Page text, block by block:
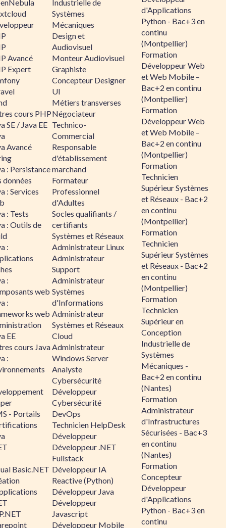
Avancé
Expert
cours PHP
SE / Java EE
Avancé
: Persistance
données
: Services
: Tests
: Outils de
:
:
web
:
web
EE
cours Java
:
- Portails
Basic.NET
Industrielle de
Systèmes
Mécaniques
Design et
Audiovisuel
Monteur Audiovisuel
Graphiste
Concepteur Designer
UI
Métiers transverses
Négociateur
Technico-
Commercial
Responsable
d'établissement
marchand
Formateur
Professionnel
d'Adultes
Socles qualifiants /
certifiants
Systèmes et Réseaux
Administrateur Linux
Administrateur
Support
Administrateur
Systèmes
d'Informations
Administrateur
Systèmes et Réseaux
Cloud
Administrateur
Windows Server
Analyste
Cybersécurité
Développeur
Cybersécurité
DevOps
Technicien HelpDesk
Développeur
Développeur .NET
Fullstack
Développeur IA
Reactive (Python)
Développeur Java
Développeur
Javascript
Développeur Mobile
d'Applications
Python - Bac+3 en
continu
(Montpellier)
Formation
Développeur Web
et Web Mobile –
Bac+2 en continu
(Montpellier)
Formation
Développeur Web
et Web Mobile –
Bac+2 en continu
(Montpellier)
Formation
Technicien
Supérieur Systèmes
et Réseaux - Bac+2
en continu
(Montpellier)
Formation
Technicien
Supérieur Systèmes
et Réseaux - Bac+2
en continu
(Montpellier)
Formation
Technicien
Supérieur en
Conception
Industrielle de
Systèmes
Mécaniques -
Bac+2 en continu
(Nantes)
Formation
Administrateur
d'Infrastructures
Sécurisées - Bac+3
en continu
(Nantes)
Formation
Concepteur
Développeur
d'Applications
Python - Bac+3 en
continu